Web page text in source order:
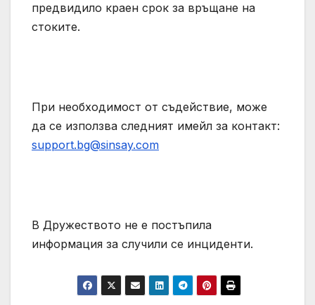
предвидило краен срок за връщане на
стоките.
При необходимост от съдействие, може
да се използва следният имейл за контакт:
support.bg@sinsay.com
В Дружеството не е постъпила
информация за случили се инциденти.